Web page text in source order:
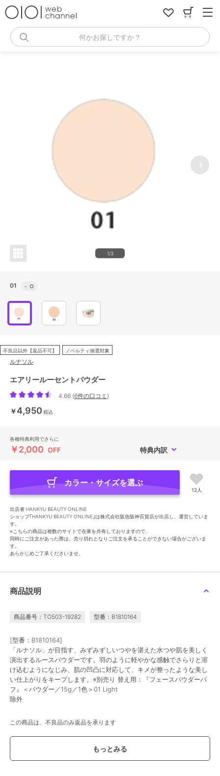
何かお探しですか？
1/3
01 - ○
不良品以外【返品不可】 ノベルティ抽選対象
ルナソル
エアリールーセントパウダー
4.66 (6件の口コミ )
￥4,950 税込
各種特典利用でさらに
￥2,000 OFF 特典内訳
カラー・サイズを選ぶ
12人
出店者:HANKYU BEAUTY ONLINE
ショップ｢HANKYU BEAUTY ONLINE｣は株式会社阪急阪神百貨店が出店し、運営していま
す。
※こちらの商品は複数のサイトで在庫を共有しておりますので、
同時にご注文があった際は、売り切れとなりご注文を承ることができない場合がございま
す。
あらかじめご了承くださいませ。
商品説明
商品番号：TO503-19282 型番：B1810164
[型番：B1810164]
「ルナソル」が目指す、みずみずしいつやを湛えた水つや肌を美しく
演出するルースパウダーです。羽のように軽やかな感触でさらりと溶
け込むようになじみ、肌の凹凸に対応して、キメが整ったような美し
い仕上がりをキープします。※別売り 替え用：『フェースパウダーパ
フ』＜パウダー／15g／1色＞01 Light
除外
この商品は、不良品のみ返品を承ります
ルナソル